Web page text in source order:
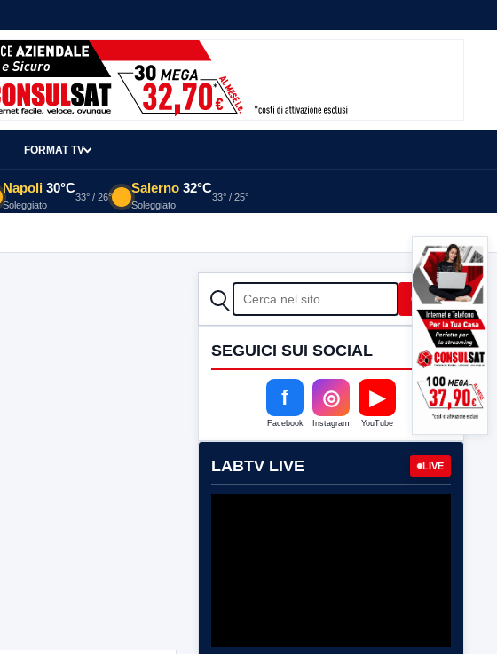
FORMAT TV
Napoli 30°C
Soleggiato
33° / 26°
Salerno 32°C
Soleggiato
33° / 25°
CERCA Cerca
SEGUICI SUI SOCIAL
f
Facebook
◎
Instagram
▶
YouTube
LABTV LIVE LIVE